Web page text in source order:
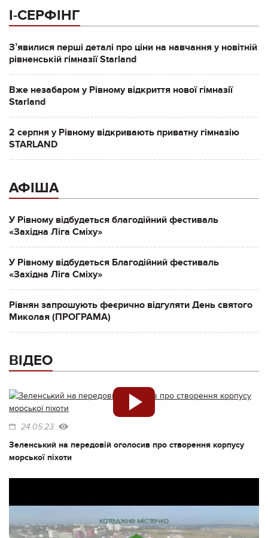
І-СЕРФІНГ
Зʼявилися перші деталі про ціни на навчання у новітній
рівненській гімназії Starland
Вже незабаром у Рівному відкриття нової гімназії
Starland
2 серпня у Рівному відкривають приватну гімназію
STARLAND
АФІША
У Рівному відбудеться благодійний фестиваль
«Західна Ліга Сміху»
У Рівному відбудеться Благодійний фестиваль
«Західна Ліга Сміху»
Рівнян запрошують феєрично відгуляти День святого
Миколая (ПРОГРАМА)
ВІДЕО
24.05.23
Зеленський на передовій оголосив про створення корпусу
морської піхоти